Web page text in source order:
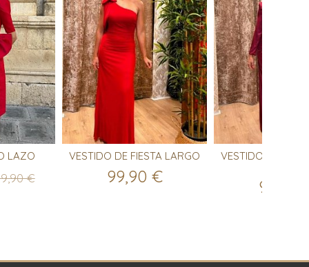
LAZO
€
VESTIDO DE FIESTA LARGO
99,90 €
VESTIDO DE
99,90